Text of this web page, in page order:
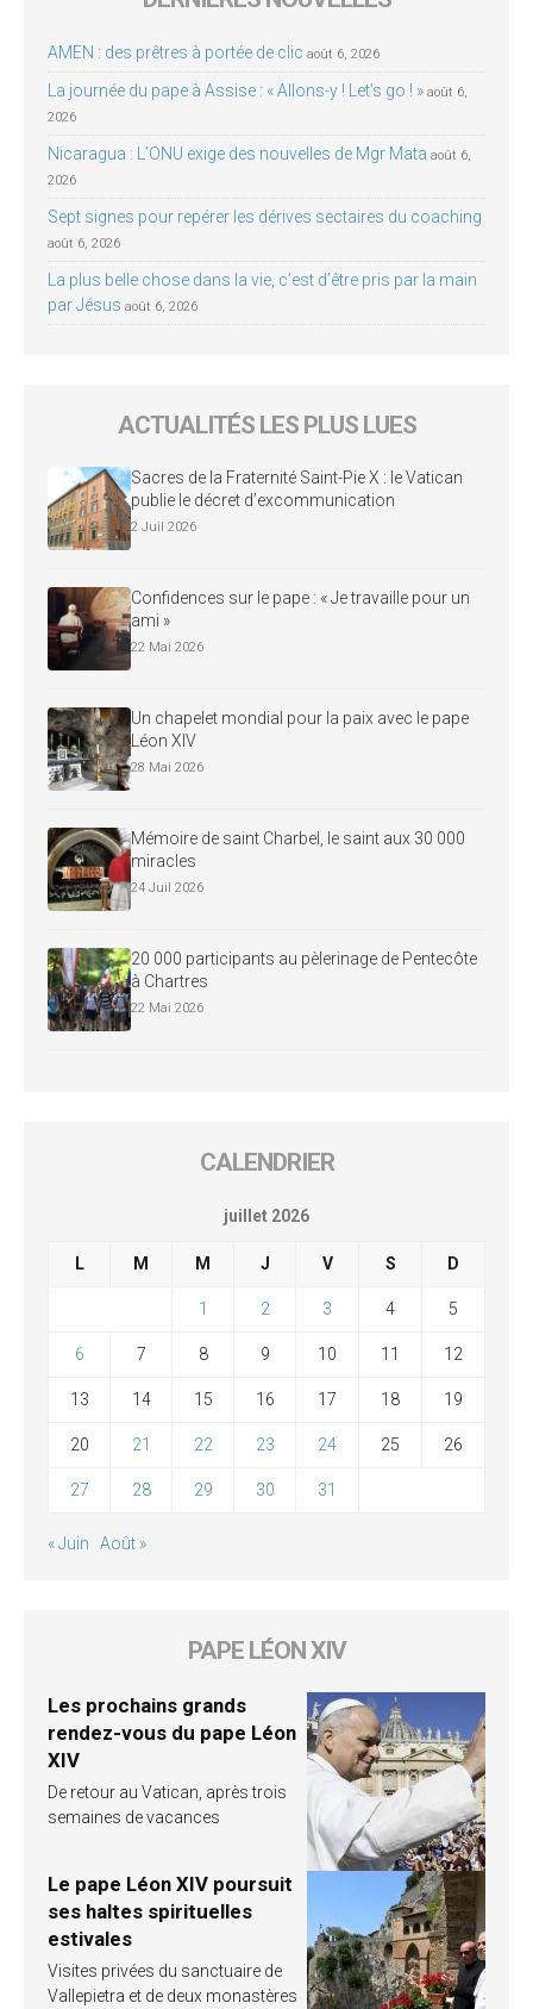
AMEN : des prêtres à portée de clic août 6, 2026
La journée du pape à Assise : « Allons-y ! Let’s go ! » août 6,
2026
Nicaragua : L’ONU exige des nouvelles de Mgr Mata août 6,
2026
Sept signes pour repérer les dérives sectaires du coaching
août 6, 2026
La plus belle chose dans la vie, c’est d’être pris par la main
par Jésus août 6, 2026
ACTUALITÉS LES PLUS LUES
Sacres de la Fraternité Saint-Pie X : le Vatican
publie le décret d’excommunication
2 Juil 2026
Confidences sur le pape : « Je travaille pour un
ami »
22 Mai 2026
Un chapelet mondial pour la paix avec le pape
Léon XIV
28 Mai 2026
Mémoire de saint Charbel, le saint aux 30 000
miracles
24 Juil 2026
20 000 participants au pèlerinage de Pentecôte
à Chartres
22 Mai 2026
CALENDRIER
juillet 2026
L M M J V S D
1 2 3 4 5
6 7 8 9 10 11 12
13 14 15 16 17 18 19
20 21 22 23 24 25 26
27 28 29 30 31
« Juin Août »
PAPE LÉON XIV
Les prochains grands
rendez-vous du pape Léon
XIV
De retour au Vatican, après trois
semaines de vacances
Le pape Léon XIV poursuit
ses haltes spirituelles
estivales
Visites privées du sanctuaire de
Vallepietra et de deux monastères